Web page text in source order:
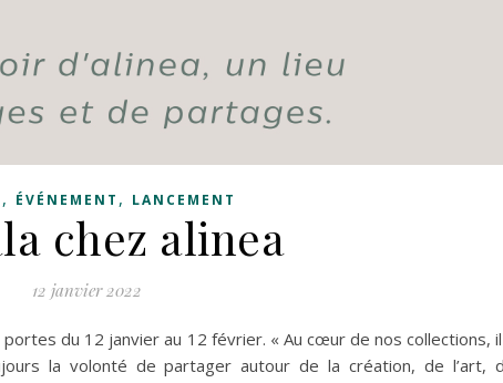
, ÉVÉNEMENT , LANCEMENT
chez alinea
12 janvier 2022
du 12 janvier au 12 février. « Au cœur de nos collections,
la volonté de partager autour de la création, de l’art,